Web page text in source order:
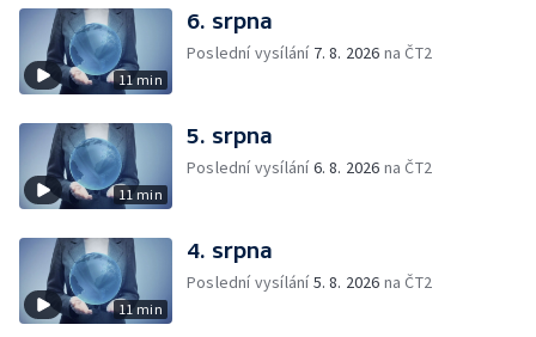
11 min
6. srpna
Poslední vysílání 7. 8. 2026 na ČT2
11 min
5. srpna
Poslední vysílání6. 8. 2026 na ČT2
11 min
4. srpna
Poslední vysílání5. 8. 2026 na ČT2